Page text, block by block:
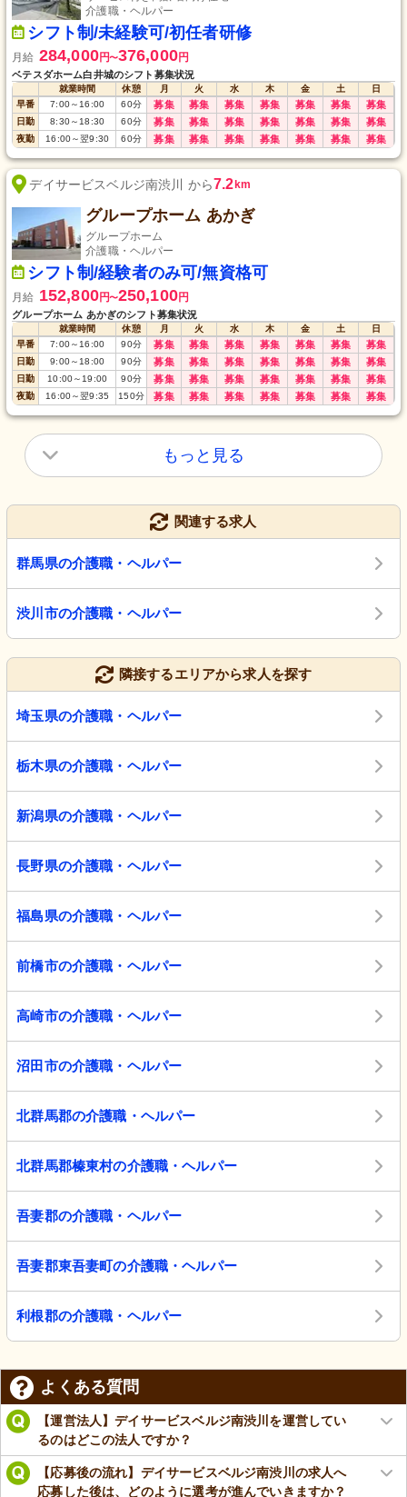
介護職・ヘルパー
シフト制/未経験可/初任者研修
月給 284,000円〜376,000円
ベテスダホーム白井城のシフト募集状況
就業時間 休憩 月 火 水 木 金 土
日
早番
7:00～16:00 60分 募集 募集 募集 募集 募集 募集 募集
日勤 8:30～18:30 60分 募集 募集 募集 募集 募集 募集 募集
夜勤 16:00～翌9:30 60分 募集 募集 募集 募集 募集 募集 募集
デイサービスベルジ南渋川 から7.2km
グループホーム あかぎ
グループホーム
介護職・ヘルパー
シフト制/経験者のみ可/無資格可
月給 152,800円〜250,100円
グループホーム あかぎのシフト募集状況
就業時間 休憩 月 火 水 木 金 土
日
早番
7:00～16:00 90分 募集 募集 募集 募集 募集 募集 募集
日勤 9:00～18:00 90分 募集 募集 募集 募集 募集 募集 募集
日勤 10:00～19:00 90分 募集 募集 募集 募集 募集 募集 募集
夜勤 16:00～翌9:35 150分 募集 募集 募集 募集 募集 募集 募集
もっと見る
関連する求人
群馬県の介護職・ヘルパー
渋川市の介護職・ヘルパー
隣接するエリアから求人を探す
埼玉県の介護職・ヘルパー
栃木県の介護職・ヘルパー
新潟県の介護職・ヘルパー
長野県の介護職・ヘルパー
福島県の介護職・ヘルパー
前橋市の介護職・ヘルパー
高崎市の介護職・ヘルパー
沼田市の介護職・ヘルパー
北群馬郡の介護職・ヘルパー
北群馬郡榛東村の介護職・ヘルパー
吾妻郡の介護職・ヘルパー
吾妻郡東吾妻町の介護職・ヘルパー
利根郡の介護職・ヘルパー
よくある質問
【運営法人】デイサービスベルジ南渋川を運営してい
るのはどこの法人ですか？
【応募後の流れ】デイサービスベルジ南渋川の求人へ
応募した後は、どのように選考が進んでいきますか？